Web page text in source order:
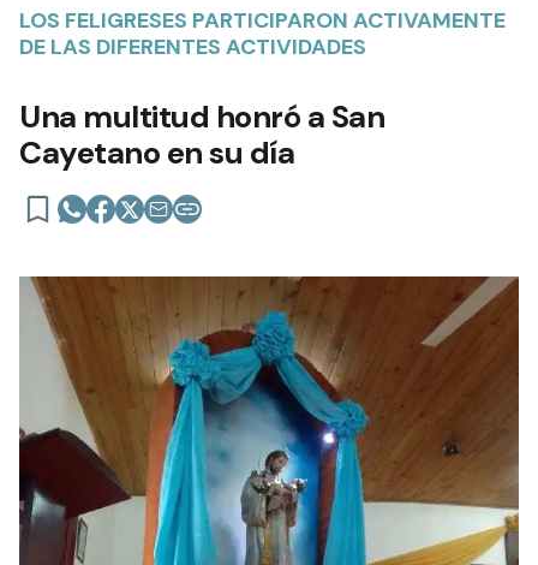
LOS FELIGRESES PARTICIPARON ACTIVAMENTE
DE LAS DIFERENTES ACTIVIDADES
Una multitud honró a San
Cayetano en su día